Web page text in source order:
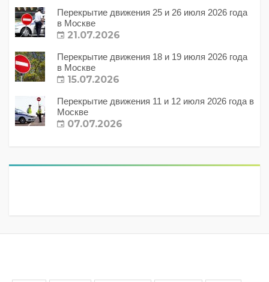
Перекрытие движения 25 и 26 июля 2026 года
в Москве
21.07.2026
Перекрытие движения 18 и 19 июля 2026 года
в Москве
15.07.2026
Перекрытие движения 11 и 12 июля 2026 года в
Москве
07.07.2026